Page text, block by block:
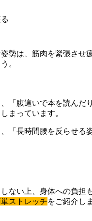
勢は、筋肉を緊張させ
。
「腹這いで本を読んだ
まっています。
「長時間腰を反らせ
ない上、身体への負担
ストレッチをご紹介し